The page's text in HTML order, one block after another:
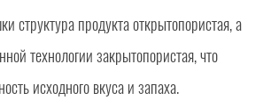
структура продукта открытопористая, а
технологии закрытопористая, что
исходного вкуса и запаха.